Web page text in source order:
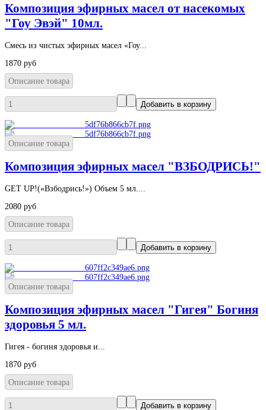
Композиция эфирных масел от насекомых
"Гоу Эвэй" 10мл.
Смесь из чистых эфирных масел «Гоу...
1870 руб
Описание товара
Описание товара
Композиция эфирных масел "ВЗБОДРИСЬ!"
GET UP!(«Взбодрись!») Объем 5 мл....
2080 руб
Описание товара
Описание товара
Композиция эфирных масел "Гигея" Богиня
здоровья 5 мл.
Гигея - богиня здоровья и...
1870 руб
Описание товара